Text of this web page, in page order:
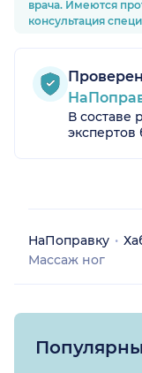
врача. Имеются
консультация
В составе
экспертов
НаПоправку
Массаж ног